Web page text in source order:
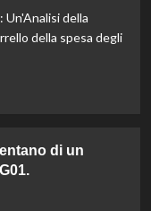
della
della spesa degli
di un